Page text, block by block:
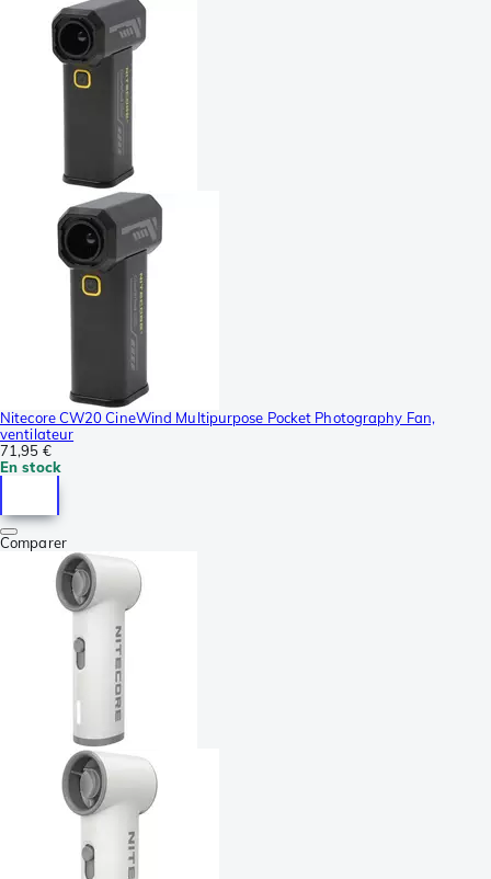
Nitecore CW20 CineWind Multipurpose Pocket Photography Fan,
ventilateur
71,95 €
En stock
Comparer